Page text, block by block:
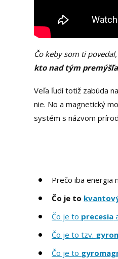
Čo keby som ti
kto nad tým premýšľa
Veľa ľudí totiž zabúda
nie. No a magnetický
systém s názvom
Prečo iba energia
Čo je to
Čo je to precesia
Čo je to tzv.
Čo je to